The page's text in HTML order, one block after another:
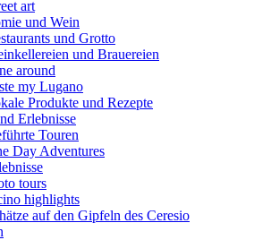
art
und Wein
und Grotto
und Brauereien
around
my Lugano
Produkte und Rezepte
Erlebnisse
Touren
Day Adventures
tours
highlights
auf den Gipfeln des Ceresio